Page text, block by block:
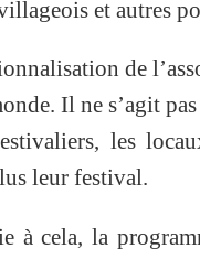
et autres
de
Il ne s’agit
les
leur festival.
à cela, la